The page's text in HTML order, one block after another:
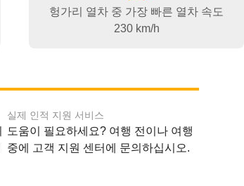
헝가리 열차 중 가장 빠른 열차 속도
230 km/h
실제 인적 지원 서비스
도움이 필요하세요? 여행 전이나 여행
중에 고객 지원 센터에 문의하십시오.